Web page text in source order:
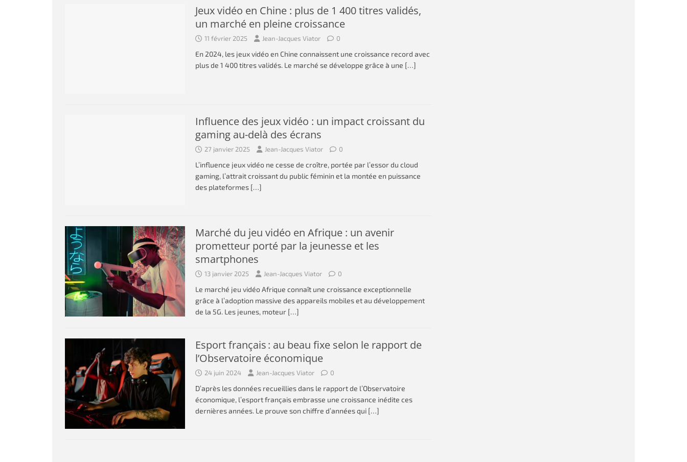
Jeux vidéo en Chine : plus de 1 400 titres validés,
un marché en pleine croissance
11 février 2025 Jean-Jacques Viator 0
En 2024, les jeux vidéo en Chine connaissent une croissance record avec
plus de 1 400 titres validés. Le marché se développe grâce à une […]
Influence des jeux vidéo : un impact croissant du
gaming au-delà des écrans
27 janvier 2025 Jean-Jacques Viator 0
L’influence jeux vidéo ne cesse de croître, portée par l’essor du cloud
gaming, l’attrait croissant du public féminin et la montée en puissance
des plateformes […]
Marché du jeu vidéo en Afrique : un avenir
prometteur porté par la jeunesse et les
smartphones
13 janvier 2025 Jean-Jacques Viator 0
Le marché jeu vidéo Afrique connaît une croissance exceptionnelle
grâce à l’adoption massive des appareils mobiles et au développement
de la 5G. Les jeunes, moteur […]
Esport français : au beau fixe selon le rapport de
l’Observatoire économique
24 juin 2024 Jean-Jacques Viator 0
D’après les données recueillies dans le rapport de l’Observatoire
économique, l’esport français embrasse une croissance inédite ces
dernières années. Le prouve son chiffre d’années qui […]